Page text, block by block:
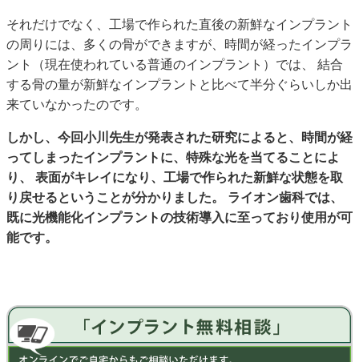
それだけでなく、工場で作られた直後の新鮮なインプラント
の周りには、多くの骨ができますが、時間が経ったインプラ
ント（現在使われている普通のインプラント）では、 結合
する骨の量が新鮮なインプラントと比べて半分ぐらいしか出
来ていなかったのです。
しかし、今回小川先生が発表された研究によると、時間が経
ってしまったインプラントに、特殊な光を当てることによ
り、 表面がキレイになり、工場で作られた新鮮な状態を取
り戻せるということが分かりました。 ライオン歯科では、
既に光機能化インプラントの技術導入に至っており使用が可
能です。